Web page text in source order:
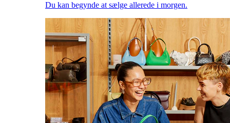
Du kan begynde at sælge allerede i morgen.